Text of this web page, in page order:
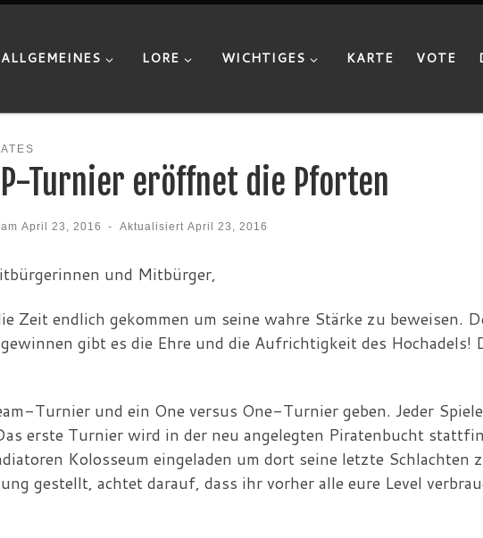
ALLGEMEINES
LORE WICHTIGES KARTE VOTE
Turnier eröffnet die Pforten
April 23, 2016 - AktualisiertApril 23, 2016
und Mitbürger,
Zeit endlich gekommen um seine wahre Stärke zu beweisen.
gibt es die Ehre und die Aufrichtigkeit des
Turnier und ein One versus One-Turnier geben. Jeder
erste Turnier wird in der neu angelegten Piratenbucht
Kolosseum eingeladen um dort seine letzte
gestellt, achtet darauf, dass ihr vorher alle eure Level